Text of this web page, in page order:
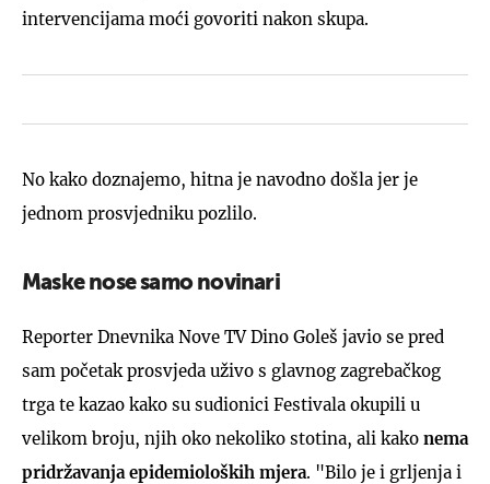
intervencijama moći govoriti nakon skupa.
No kako doznajemo, hitna je navodno došla jer je
jednom prosvjedniku pozlilo.
Maske nose samo novinari
Reporter Dnevnika Nove TV Dino Goleš javio se pred
sam početak prosvjeda uživo s glavnog zagrebačkog
trga te kazao kako su sudionici Festivala okupili u
velikom broju, njih oko nekoliko stotina, ali kako nema
pridržavanja epidemioloških mjera. "Bilo je i grljenja i